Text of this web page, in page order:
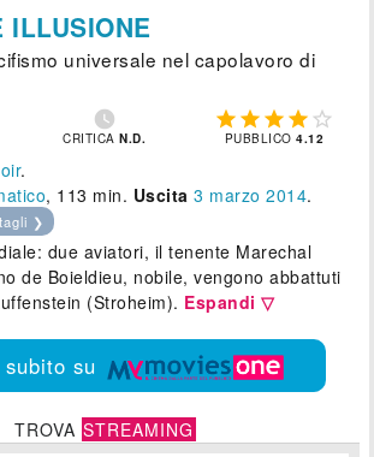
ILLUSIONE
universale nel capolavoro di

CRITICAN.D.
    
PUBBLICO4.12
.
, 113 min. Uscita 3 marzo 2014.
❯
due aviatori, il tenente Marechal
de Boieldieu, nobile, vengono abbattuti
(Stroheim). Espandi ▽
su
TROVA STREAMING